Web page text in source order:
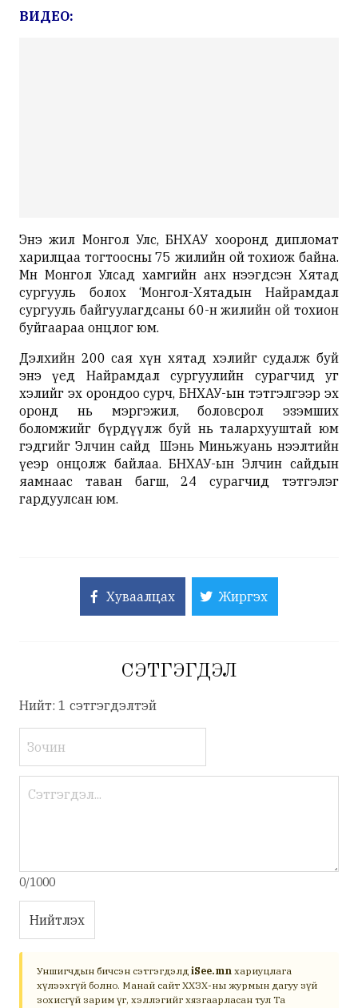
ВИДЕО:
Энэ жил Монгол Улс, БНХАУ хооронд дипломат
харилцаа тогтоосны 75 жилийн ой тохиож байна.
Мөн Монгол Улсад хамгийн анх нээгдсэн Хятад
сургууль болох ‘Монгол-Хятадын Найрамдал
сургууль байгуулагдсаны 60-н жилийн ой тохион
буйгаараа онцлог юм.
Дэлхийн 200 сая хүн хятад хэлийг судалж буй
энэ үед Найрамдал сургуулийн сурагчид уг
хэлийг эх орондоо сурч, БНХАУ-ын тэтгэлгээр эх
оронд нь мэргэжил, боловсрол эзэмших
боломжийг бүрдүүлж буй нь талархууштай юм
гэдгийг Элчин сайд Шэнь Миньжуань нээлтийн
үеэр онцолж байлаа. БНХАУ-ын Элчин сайдын
яамнаас таван багш, 24 сурагчид тэтгэлэг
гардуулсан юм.
Хуваалцах Жиргэх
СЭТГЭГДЭЛ
Нийт: 1 сэтгэгдэлтэй
0/1000
Нийтлэх
Уншигчдын бичсэн сэтгэгдэлд iSee.mn хариуцлага
хүлээхгүй болно. Манай сайт ХХЗХ-ны журмын дагуу зүй
зохисгүй зарим үг, хэллэгийг хязгаарласан тул Та